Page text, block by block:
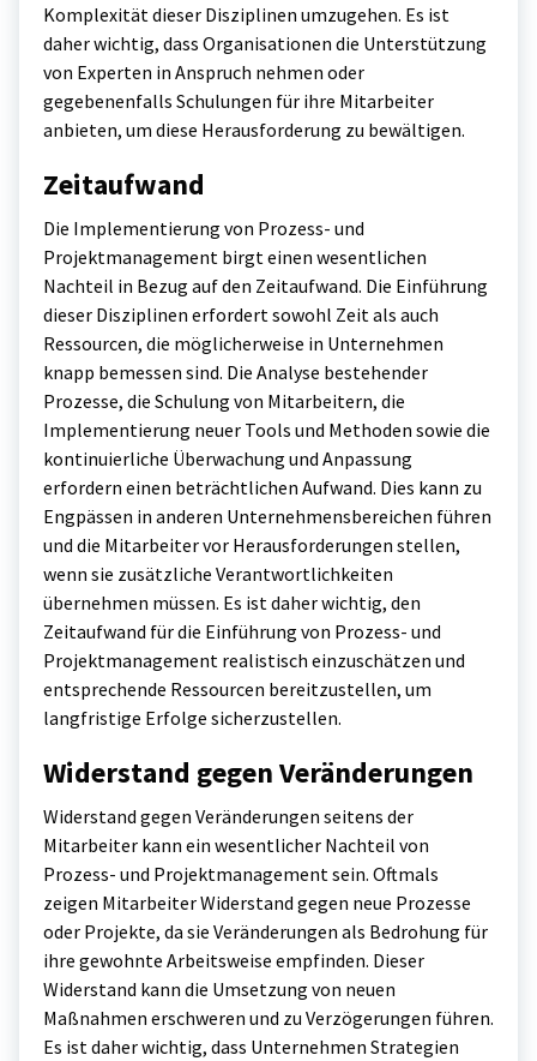
Komplexität dieser Disziplinen umzugehen. Es ist
daher wichtig, dass Organisationen die Unterstützung
von Experten in Anspruch nehmen oder
gegebenenfalls Schulungen für ihre Mitarbeiter
anbieten, um diese Herausforderung zu bewältigen.
Zeitaufwand
Die Implementierung von Prozess- und
Projektmanagement birgt einen wesentlichen
Nachteil in Bezug auf den Zeitaufwand. Die Einführung
dieser Disziplinen erfordert sowohl Zeit als auch
Ressourcen, die möglicherweise in Unternehmen
knapp bemessen sind. Die Analyse bestehender
Prozesse, die Schulung von Mitarbeitern, die
Implementierung neuer Tools und Methoden sowie die
kontinuierliche Überwachung und Anpassung
erfordern einen beträchtlichen Aufwand. Dies kann zu
Engpässen in anderen Unternehmensbereichen führen
und die Mitarbeiter vor Herausforderungen stellen,
wenn sie zusätzliche Verantwortlichkeiten
übernehmen müssen. Es ist daher wichtig, den
Zeitaufwand für die Einführung von Prozess- und
Projektmanagement realistisch einzuschätzen und
entsprechende Ressourcen bereitzustellen, um
langfristige Erfolge sicherzustellen.
Widerstand gegen Veränderungen
Widerstand gegen Veränderungen seitens der
Mitarbeiter kann ein wesentlicher Nachteil von
Prozess- und Projektmanagement sein. Oftmals
zeigen Mitarbeiter Widerstand gegen neue Prozesse
oder Projekte, da sie Veränderungen als Bedrohung für
ihre gewohnte Arbeitsweise empfinden. Dieser
Widerstand kann die Umsetzung von neuen
Maßnahmen erschweren und zu Verzögerungen führen.
Es ist daher wichtig, dass Unternehmen Strategien